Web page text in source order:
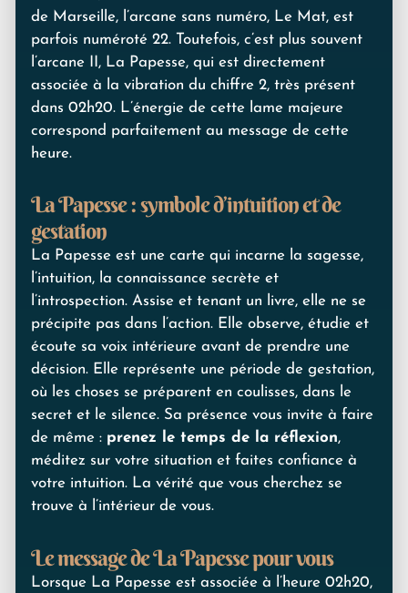
de Marseille, l’arcane sans numéro, Le Mat, est
parfois numéroté 22. Toutefois, c’est plus souvent
l’arcane II, La Papesse, qui est directement
associée à la vibration du chiffre 2, très présent
dans 02h20. L’énergie de cette lame majeure
correspond parfaitement au message de cette
heure.
La Papesse : symbole d’intuition et de
gestation
La Papesse est une carte qui incarne la sagesse,
l’intuition, la connaissance secrète et
l’introspection. Assise et tenant un livre, elle ne se
précipite pas dans l’action. Elle observe, étudie et
écoute sa voix intérieure avant de prendre une
décision. Elle représente une période de gestation,
où les choses se préparent en coulisses, dans le
secret et le silence. Sa présence vous invite à faire
de même : prenez le temps de la réflexion,
méditez sur votre situation et faites confiance à
votre intuition. La vérité que vous cherchez se
trouve à l’intérieur de vous.
Le message de La Papesse pour vous
Lorsque La Papesse est associée à l’heure 02h20,